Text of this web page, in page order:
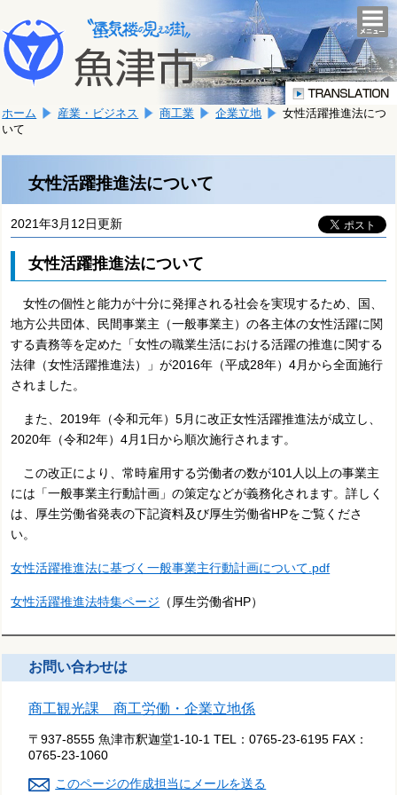
文
へ
移
ま
す。
こ
か
文
で
す。
ホーム 産業・ビジネス 商工業 企業立地
女性活躍推進法につ
いて
女性活躍推進法について
2021年3月12日更新
女性活躍推進法について
女性の個性と能力が十分に発揮される社会を実現するため、国、
地方公共団体、民間事業主（一般事業主）の各主体の女性活躍に関
する責務等を定めた「女性の職業生活における活躍の推進に関する
法律（女性活躍推進法）」が2016年（平成28年）4月から全面施行
されました。
また、2019年（令和元年）5月に改正女性活躍推進法が成立し、
2020年（令和2年）4月1日から順次施行されます。
この改正により、常時雇用する労働者の数が101人以上の事業主
には「一般事業主行動計画」の策定などが義務化されます。詳しく
は、厚生労働省発表の下記資料及び厚生労働省HPをご覧くださ
い。
女性活躍推進法に基づく一般事業主行動計画について.pdf
女性活躍推進法特集ページ （厚生労働省HP）
お問い合わせは
商工観光課 商工労働・企業立地係
〒937-8555 魚津市釈迦堂1-10-1 TEL：0765-23-6195 FAX：
0765-23-1060
このページの作成担当にメールを送る